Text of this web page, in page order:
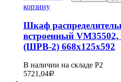
корзину
Шкаф
встроенный VM35502,
(ШРВ-2) 668х125х592
В наличии на складе Р2
5721,04Р